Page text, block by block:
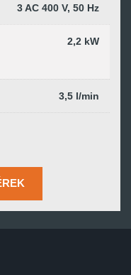
3 AC 400 V, 50 Hz
2,2 kW
3,5 l/min